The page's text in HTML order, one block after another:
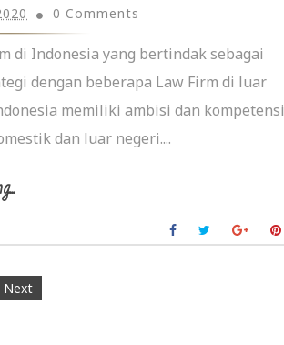
0 Comments
di Indonesia yang bertindak sebagai
dengan beberapa Law Firm di luar
memiliki ambisi dan kompetensi
dan luar negeri....
Next